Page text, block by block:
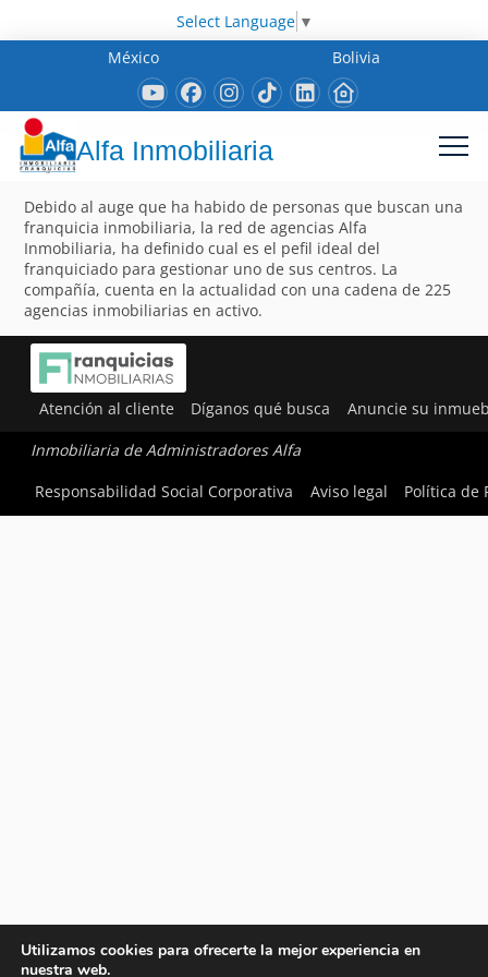
Select Language ▼
México
Bolivia
Alfa Inmobiliaria
Debido al auge que ha habido de personas que buscan una
franquicia inmobiliaria, la red de agencias Alfa
Inmobiliaria, ha definido cual es el pefil ideal del
franquiciado para gestionar uno de sus centros. La
compañía, cuenta en la actualidad con una cadena de 225
agencias inmobiliarias en activo.
Atención al cliente Díganos qué busca Anuncie su
Inmobiliaria de Administradores Alfa
Responsabilidad Social Corporativa
Aviso legal Política de
Utilizamos cookies para ofrecerte la mejor experiencia en
nuestra web.